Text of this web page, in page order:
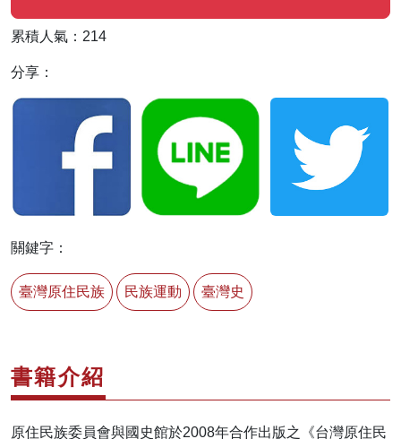
累積人氣：214
分享：
關鍵字：
臺灣原住民族 民族運動 臺灣史
書籍介紹
原住民族委員會與國史館於2008年合作出版之《台灣原住民